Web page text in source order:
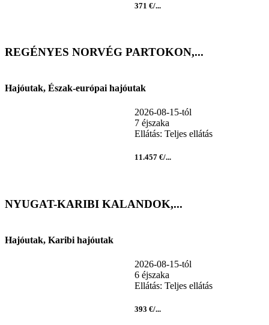
371 €/...
REGÉNYES NORVÉG PARTOKON,...
Hajóutak, Észak-európai hajóutak
2026-08-15-tól
7 éjszaka
Ellátás: Teljes ellátás
11.457 €/...
NYUGAT-KARIBI KALANDOK,...
Hajóutak, Karibi hajóutak
2026-08-15-tól
6 éjszaka
Ellátás: Teljes ellátás
393 €/...